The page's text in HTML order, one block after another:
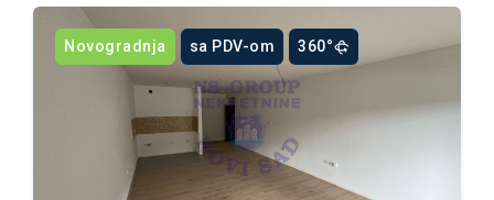
Novogradnja sa PDV-om 360°